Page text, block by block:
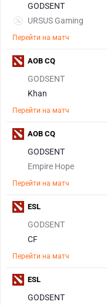
GODSENT
URSUS Gaming
Перейти на матч
GODSENT
Khan
Перейти на матч
AOB CQ
GODSENT
Empire Hope
Перейти на матч
AOB CQ
GODSENT
CF
Перейти на матч
ESL
GODSENT
ESL